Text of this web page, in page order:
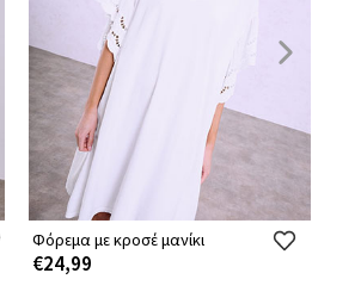
Φόρεμα με κροσέ μανίκι
€24,99